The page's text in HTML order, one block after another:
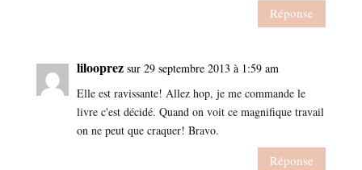
Réponse
lilooprez sur 29 septembre 2013 à 1:59 am
Elle est ravissante! Allez hop, je me commande le
livre c'est décidé. Quand on voit ce magnifique travail
on ne peut que craquer! Bravo.
Réponse